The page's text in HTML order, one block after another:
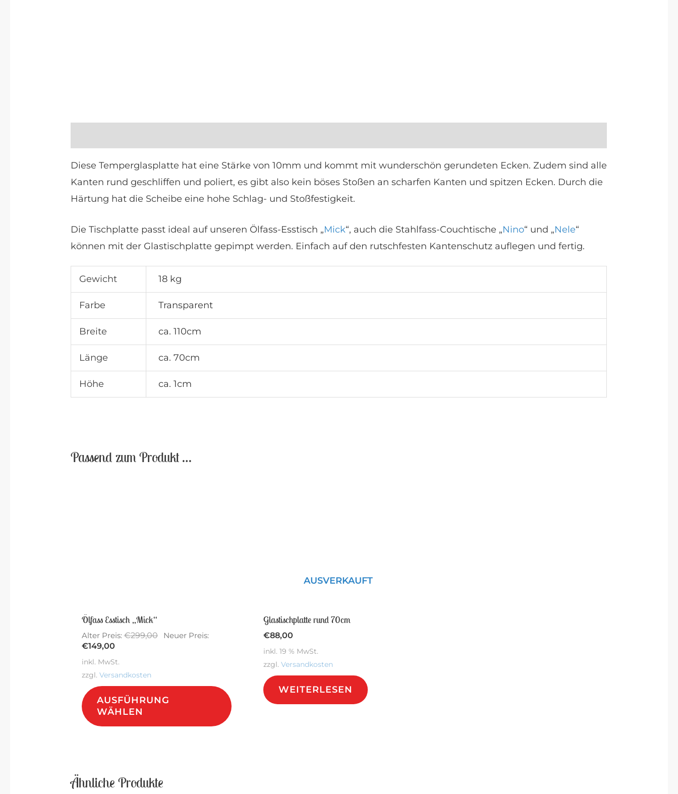
Diese Temperglasplatte hat eine Stärke von 10mm und kommt mit wunderschön gerundeten Ecken. Zudem sind alle
Kanten rund geschliffen und poliert, es gibt also kein böses Stoßen an scharfen Kanten und spitzen Ecken. Durch die
Härtung hat die Scheibe eine hohe Schlag- und Stoßfestigkeit.
Die Tischplatte passt ideal auf unseren Ölfass-Esstisch „Mick“, auch die Stahlfass-Couchtische „Nino“ und „Nele“
können mit der Glastischplatte gepimpt werden. Einfach auf den rutschfesten Kantenschutz auflegen und fertig.
Gewicht 18 kg
Farbe Transparent
Breite ca. 110cm
Länge ca. 70cm
Höhe ca. 1cm
Passend zum Produkt …
Ölfass Esstisch „Mick“
Alter Preis: €299,00
Ursprünglicher
Neuer Preis:
€149,00Aktueller
ist:
€149,00.
inkl. MwSt.
zzgl. Versandkosten
AUSFÜHRUNG
WÄHLEN
Produkt
AUSVERKAUFT
Glastischplatte rund 70cm
€88,00
inkl. 19 % MwSt.
zzgl.Versandkosten
WEITERLESEN
Ähnliche Produkte